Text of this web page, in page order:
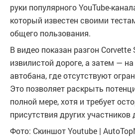
руки популярного YouTube-
который известен своими
общего пользования.
В видео показан разгон Corvette
извилистой дороге, а затем —
автобана, где отсутствуют
Это позволяет раскрыть
полной мере, хотя и требует
присутствия других участников
Фото: Скиншот Youtube |